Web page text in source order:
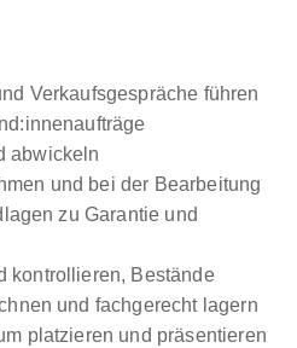
Verkaufsgespräche führen
abwickeln
und bei der Bearbeitung
zu Garantie und
kontrollieren, Bestände
und fachgerecht lagern
platzieren und präsentieren